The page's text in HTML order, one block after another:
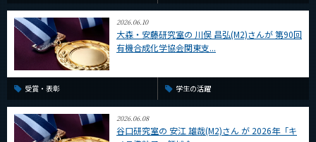
2026.06.10
大森・安藤研究室の 川俣 昌弘(M2)さんが 第90回
有機合成化学協会関東支...
受賞・表彰 学生の活躍
2026.06.08
谷口研究室の 安江 雄哉(M2)さん が 2026年「キ